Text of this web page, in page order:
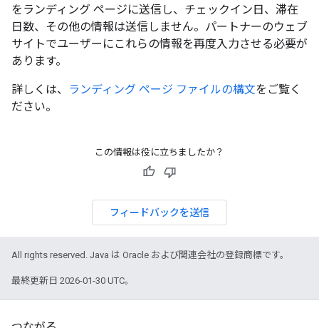
をランディング ページに送信し、チェックイン日、滞在
日数、その他の情報は送信しません。パートナーのウェブ
サイトでユーザーにこれらの情報を再度入力させる必要が
あります。
詳しくは、 ランディング ページ ファイルの構文をご覧く
ださい。
この情報は役に立ちましたか？
フィードバックを送信
All rights reserved. Java は Oracle および関連会社の登録商標です。
最終更新日 2026-01-30 UTC。